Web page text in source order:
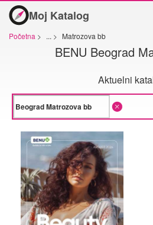
Moj Katalog
Početna > ... > Matrozova bb
BENU Beograd
Aktuelni